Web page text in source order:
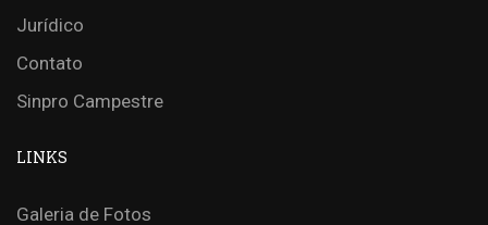
Jurídico
Contato
Sinpro Campestre
LINKS
Galeria de Fotos